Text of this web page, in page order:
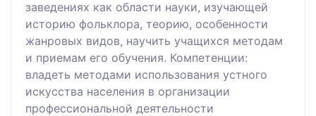
заведениях как области науки, изучающей
историю фольклора, теорию, особенности
жанровых видов, научить учащихся методам
и приемам его обучения. Компетенции:
владеть методами использования устного
искусства населения в организации
профессиональной деятельности